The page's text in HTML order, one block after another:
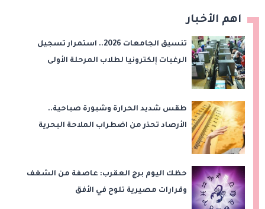
اهم الأخبار
تنسيق الجامعات 2026.. استمرار تسجيل
الرغبات إلكترونيا لطلاب المرحلة الأولى
طقس شديد الحرارة وشبورة صباحية..
الأرصاد تحذر من اضطراب الملاحة البحرية
حظك اليوم برج العقرب: عاصفة من الشغف
وقرارات مصيرية تلوح في الأفق